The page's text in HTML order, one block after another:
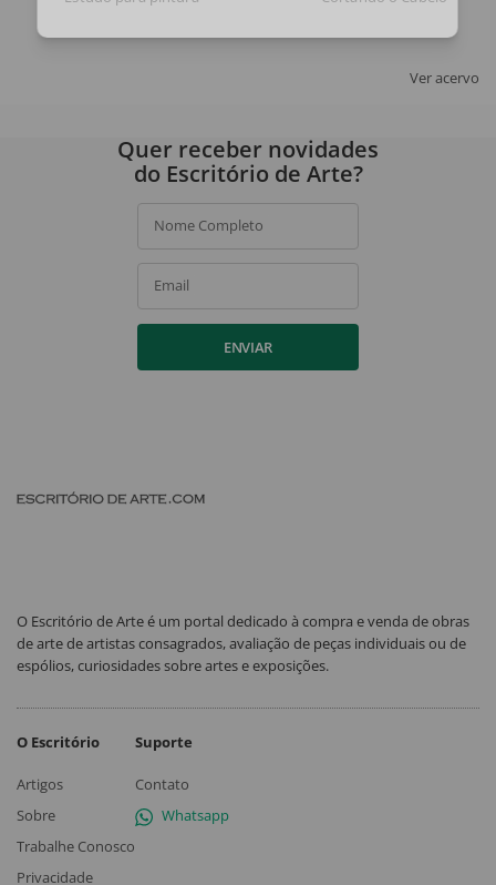
Ver acervo
Ao assinar, você concorda com a nossa
Quer receber novidades
do Escritório de Arte?
Nome Completo
Email
ENVIAR
O Escritório de Arte é um portal dedicado à compra e venda de obras
de arte de artistas consagrados, avaliação de peças individuais ou de
espólios, curiosidades sobre artes e exposições.
O Escritório
Artigos
Sobre
Trabalhe Conosco
Privacidade
Suporte
Contato
Whatsapp